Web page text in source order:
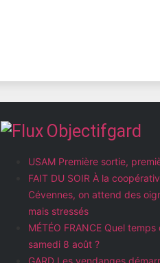
Objectifgard
USAM Première sortie,
FAIT DU SOIR À la
Cévennes, on attend des
mais stressés
MÉTÉO FRANCE Quel
samedi 8 août ?
GARD Les vendanges